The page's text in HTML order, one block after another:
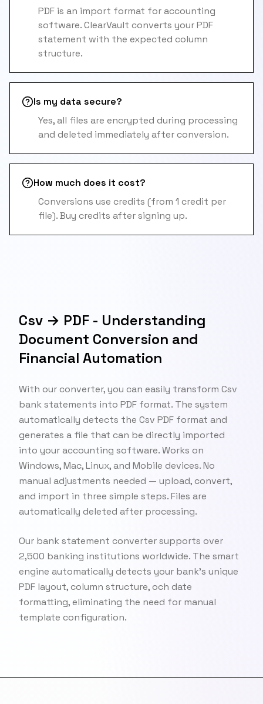
PDF is an import format for accounting
software. ClearVault converts your PDF
statement with the expected column
structure.
Is my data secure?
Yes, all files are encrypted during processing
and deleted immediately after conversion.
How much does it cost?
Conversions use credits (from 1 credit per
file). Buy credits after signing up.
Csv → PDF - Understanding
Document Conversion and
Financial Automation
With our converter, you can easily transform Csv
bank statements into PDF format. The system
automatically detects the Csv PDF format and
generates a file that can be directly imported
into your accounting software. Works on
Windows, Mac, Linux, and Mobile devices. No
manual adjustments needed — upload, convert,
and import in three simple steps. Files are
automatically deleted after processing.
Our bank statement converter supports over
2,500 banking institutions worldwide. The smart
engine automatically detects your bank's unique
PDF layout, column structure, och date
formatting, eliminating the need for manual
template configuration.